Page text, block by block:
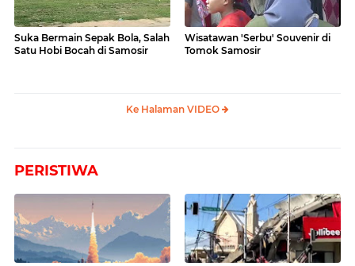
Suka Bermain Sepak Bola, Salah
Satu Hobi Bocah di Samosir
Wisatawan 'Serbu' Souvenir di
Tomok Samosir
Ke Halaman VIDEO
PERISTIWA